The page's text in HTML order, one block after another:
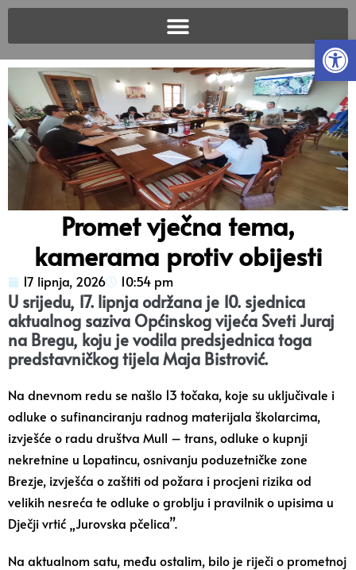
Promet vječna tema,
kamerama protiv obijesti
17 lipnja, 2026 10:54 pm
U srijedu, 17. lipnja održana je 10. sjednica
aktualnog saziva Općinskog vijeća Sveti Juraj
na Bregu, koju je vodila predsjednica toga
predstavničkog tijela Maja Bistrović.
Na dnevnom redu se našlo 13 točaka, koje su uključivale i
odluke o sufinanciranju radnog materijala školarcima,
izvješće o radu društva Mull – trans, odluke o kupnji
nekretnine u Lopatincu, osnivanju poduzetničke zone
Brezje, izvješća o zaštiti od požara i procjeni rizika od
velikih nesreća te odluke o groblju i pravilnik o upisima u
Dječji vrtić „Jurovska pčelica”.
Na aktualnom satu, među ostalim, bilo je riječi o prometnoj